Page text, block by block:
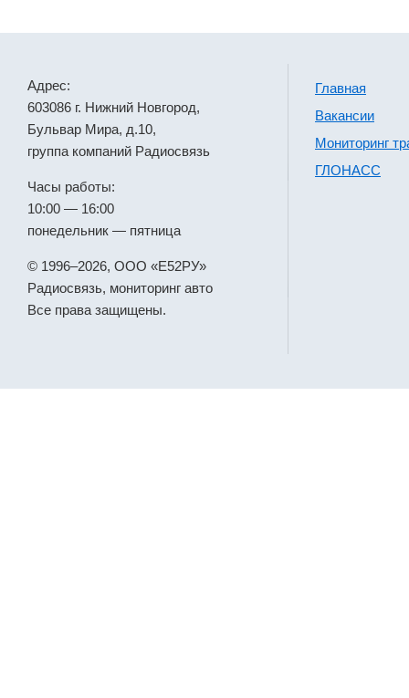
Адрес:
603086 г. Нижний Новгород,
Бульвар Мира, д.10,
группа компаний Радиосвязь
Часы работы:
10:00 — 16:00
понедельник — пятница
© 1996–2026, ООО «Е52РУ»
Радиосвязь, мониторинг авто
Все права защищены.
Главная
Вакансии
Мониторинг
ГЛОНАСС